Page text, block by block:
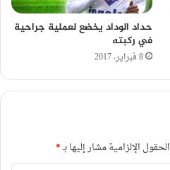
حداد الوداد يخضع لعملية جراحية
في ركبته
8 فبراير، 2017
الحقول الإلزامية مشار إليها بـ*